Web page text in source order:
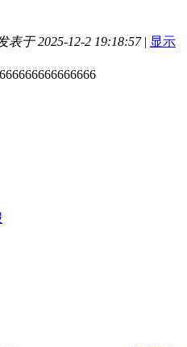
于 2025-12-2 19:18:57 | 显示